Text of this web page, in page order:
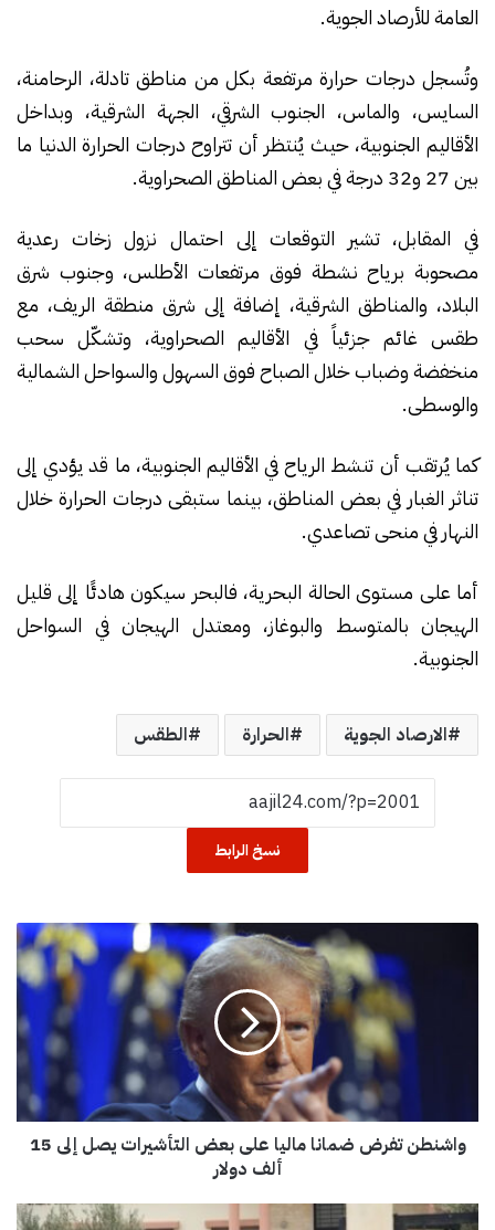
العامة للأرصاد الجوية.
وتُسجل درجات حرارة مرتفعة بكل من مناطق تادلة، الرحامنة،
السايس، والماس، الجنوب الشرقي، الجهة الشرقية، وبداخل
الأقاليم الجنوبية، حيث يُنتظر أن تتراوح درجات الحرارة الدنيا ما
بين 27 و32 درجة في بعض المناطق الصحراوية.
في المقابل، تشير التوقعات إلى احتمال نزول زخات رعدية
مصحوبة برياح نشطة فوق مرتفعات الأطلس، وجنوب شرق
البلاد، والمناطق الشرقية، إضافة إلى شرق منطقة الريف، مع
طقس غائم جزئياً في الأقاليم الصحراوية، وتشكّل سحب
منخفضة وضباب خلال الصباح فوق السهول والسواحل الشمالية
والوسطى.
كما يُرتقب أن تنشط الرياح في الأقاليم الجنوبية، ما قد يؤدي إلى
تناثر الغبار في بعض المناطق، بينما ستبقى درجات الحرارة خلال
النهار في منحى تصاعدي.
أما على مستوى الحالة البحرية، فالبحر سيكون هادئًا إلى قليل
الهيجان بالمتوسط والبوغاز، ومعتدل الهيجان في السواحل
الجنوبية.
الارصاد الجوية الحرارة الطقس
نسخ الرابط
ر
ض
ا
واشنطن تفرض ضمانا ماليا على بعض التأشيرات يصل إلى 15
ألف دولار
ت